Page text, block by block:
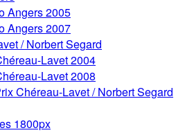
Angers 2005
Angers 2007
/ Norbert Segard
Lavet 2004
Lavet 2008
Chéreau-Lavet / Norbert Segard
1800px